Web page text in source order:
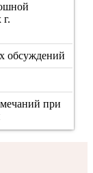
обсуждений
при